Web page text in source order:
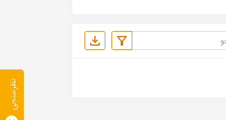
نظرسنجی